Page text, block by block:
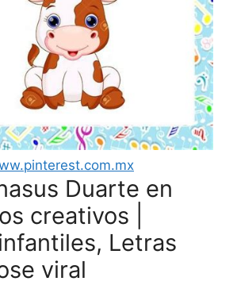
Duarte en
creativos |
Letras
viral